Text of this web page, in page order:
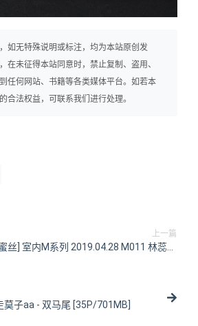
如无特殊说明或标注，均为本站原创发
在未征得本站同意时，禁止复制、盗用、
任何网站、书籍等各类媒体平台。如若本
合法权益，可联系我们进行处理。
上一篇
丝] 室内M系列 2019.04.28 M011 林蕊儿
子aa - 双马尾 [35P/701MB]